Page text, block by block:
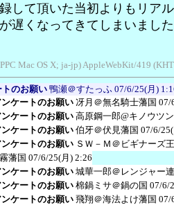
して頂いた当初よりもリア
遅くなってきてしまいまし
Mac OS X; ja-jp) AppleWebKit/419
のお願い 鴨瀬＠すたっふ 07/6/25(月)
ケートのお願い 冴月＠無名騎士藩国 07/
ケートのお願い 高原鋼一郎@キノウツ
ケートのお願い 伯牙＠伏見藩国 07/6/
ケートのお願い ＳＷ－Ｍ＠ビギナーズ
藩国 07/6/25(月) 2:26
ケートのお願い 城華一郎＠レンジャー
ケートのお願い 棉鍋ミサ＠鍋の国 07/6/
ケートのお願い 飛翔＠海法よけ藩国 07/